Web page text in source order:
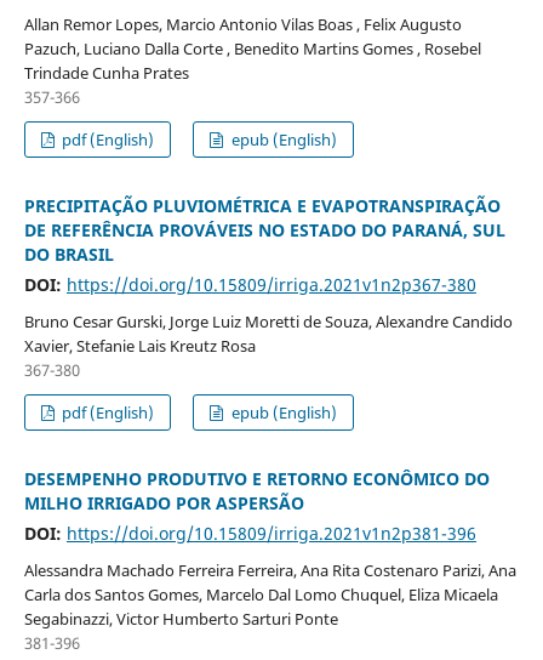
Allan Remor Lopes, Marcio Antonio Vilas Boas , Felix Augusto
Pazuch, Luciano Dalla Corte , Benedito Martins Gomes , Rosebel
Trindade Cunha Prates
357-366
pdf (English)
epub (English)
PRECIPITAÇÃO PLUVIOMÉTRICA E EVAPOTRANSPIRAÇÃO
DE REFERÊNCIA PROVÁVEIS NO ESTADO DO PARANÁ, SUL
DO BRASIL
DOI: https://doi.org/10.15809/irriga.2021v1n2p367-380
Bruno Cesar Gurski, Jorge Luiz Moretti de Souza, Alexandre Candido
Xavier, Stefanie Lais Kreutz Rosa
367-380
pdf (English)
epub (English)
DESEMPENHO PRODUTIVO E RETORNO ECONÔMICO DO
MILHO IRRIGADO POR ASPERSÃO
DOI: https://doi.org/10.15809/irriga.2021v1n2p381-396
Alessandra Machado Ferreira Ferreira, Ana Rita Costenaro Parizi, Ana
Carla dos Santos Gomes, Marcelo Dal Lomo Chuquel, Eliza Micaela
Segabinazzi, Victor Humberto Sarturi Ponte
381-396